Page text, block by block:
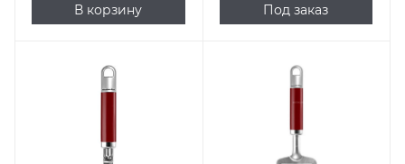
В корзину Под заказ